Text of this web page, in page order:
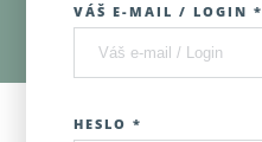
VÁŠ E-MAIL / LOGIN *
HESLO *